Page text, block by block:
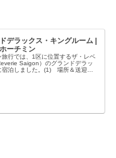
デラックス・キングルーム |
ーチミン
行では、1区に位置するザ・レベ
Saigon）のグランドデラッ
宿泊しました。(1) 場所＆送迎